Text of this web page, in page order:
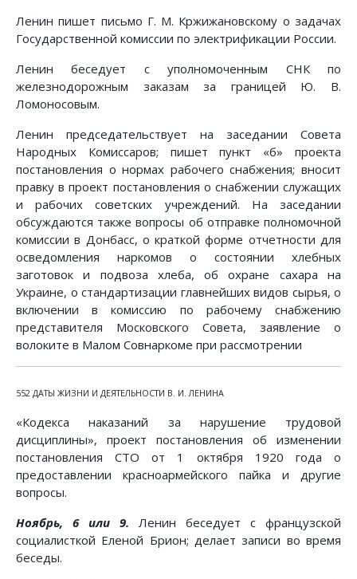
Ленин пишет письмо Г. М. Кржижановскому о задачах
Государственной комиссии по электрификации России.
Ленин беседует с уполномоченным СНК по
железнодорожным заказам за границей Ю. В.
Ломоносовым.
Ленин председательствует на заседании Совета
Народных Комиссаров; пишет пункт «б» проекта
постановления о нормах рабочего снабжения; вносит
правку в проект постановления о снабжении служащих
и рабочих советских учреждений. На заседании
обсуждаются также вопросы об отправке полномочной
комиссии в Донбасс, о краткой форме отчетности для
осведомления наркомов о состоянии хлебных
заготовок и подвоза хлеба, об охране сахара на
Украине, о стандартизации главнейших видов сырья, о
включении в комиссию по рабочему снабжению
представителя Московского Совета, заявление о
волоките в Малом Совнаркоме при рассмотрении
552 ДАТЫ ЖИЗНИ И ДЕЯТЕЛЬНОСТИ В. И. ЛЕНИНА
«Кодекса наказаний за нарушение трудовой
дисциплины», проект постановления об изменении
постановления СТО от 1 октября 1920 года о
предоставлении красноармейского пайка и другие
вопросы.
Ноябрь, 6 или 9.
Ленин беседует с французской
социалисткой Еленой Брион; делает записи во время
беседы.